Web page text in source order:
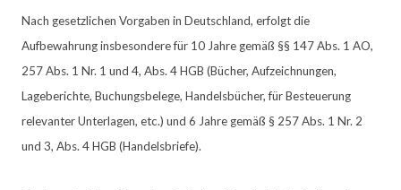
Nach gesetzlichen Vorgaben in Deutschland, erfolgt die
Aufbewahrung insbesondere für 10 Jahre gemäß §§ 147 Abs. 1 AO,
257 Abs. 1 Nr. 1 und 4, Abs. 4 HGB (Bücher, Aufzeichnungen,
Lageberichte, Buchungsbelege, Handelsbücher, für Besteuerung
relevanter Unterlagen, etc.) und 6 Jahre gemäß § 257 Abs. 1 Nr. 2
und 3, Abs. 4 HGB (Handelsbriefe).